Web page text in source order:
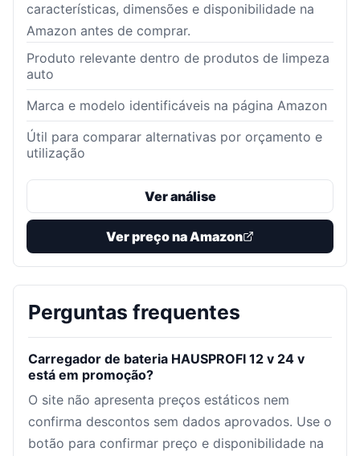
características, dimensões e disponibilidade na
Amazon antes de comprar.
Produto relevante dentro de produtos de limpeza
auto
Marca e modelo identificáveis na página Amazon
Útil para comparar alternativas por orçamento e
utilização
Ver análise
Ver preço na Amazon
Perguntas frequentes
Carregador de bateria HAUSPROFI 12 v 24 v
está em promoção?
O site não apresenta preços estáticos nem
confirma descontos sem dados aprovados. Use o
botão para confirmar preço e disponibilidade na